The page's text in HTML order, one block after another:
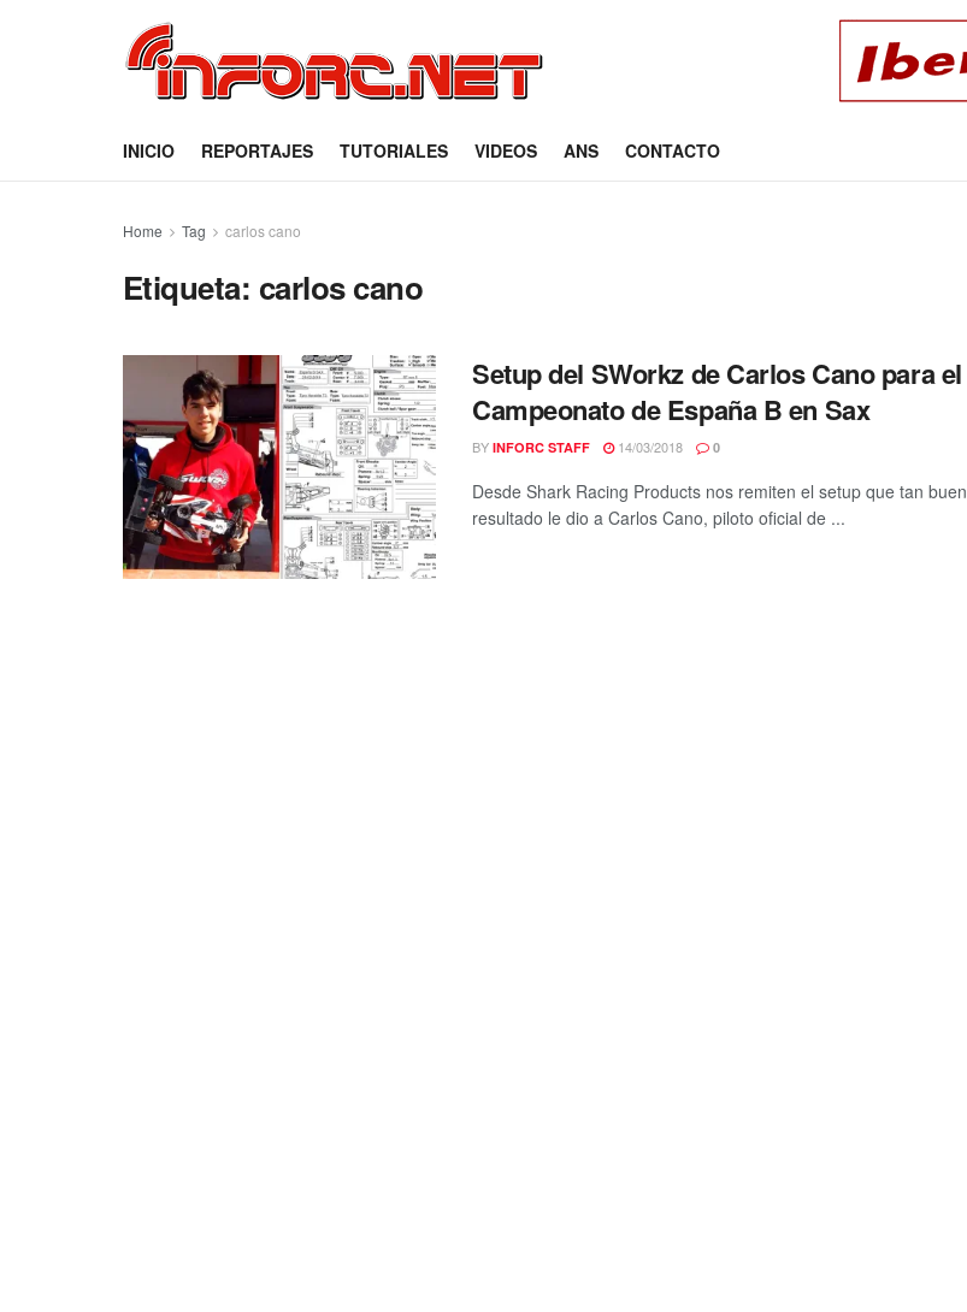
INICIO REPORTAJES TUTORIALES VIDEOS ANS CONTACTO
Home Tag carlos cano
Etiqueta: carlos cano
Setup del SWorkz de Carlos Cano para el
Campeonato de España B en Sax
BY INFORC STAFF 14/03/2018 0
Desde Shark Racing Products nos remiten el setup que tan buen
resultado le dio a Carlos Cano, piloto oficial de ...